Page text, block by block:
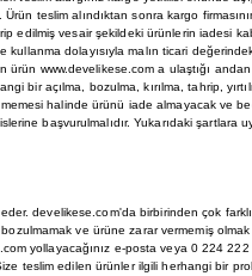
teslim alındıktan sonra kargo
edilmiş vesair şekildeki ürünlerin iadesi
dolayısıyla malın ticari
www.develikese.com a ulaştığı
bir açılma, bozulma, kırılma, tahrip,
halinde ürünü iade almayacak ve
başvurulmalıdır. Yukarıdaki şartlara
develikese.com'da birbirinden çok
ve ürüne zarar vermemiş
yollayacağınız e-posta veya 0 224
teslim edilen ürünler ilgili herhangi bir